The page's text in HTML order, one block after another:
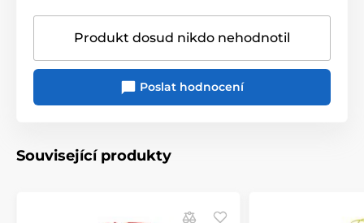
Produkt dosud nikdo nehodnotil
Poslat hodnocení
Související produkty